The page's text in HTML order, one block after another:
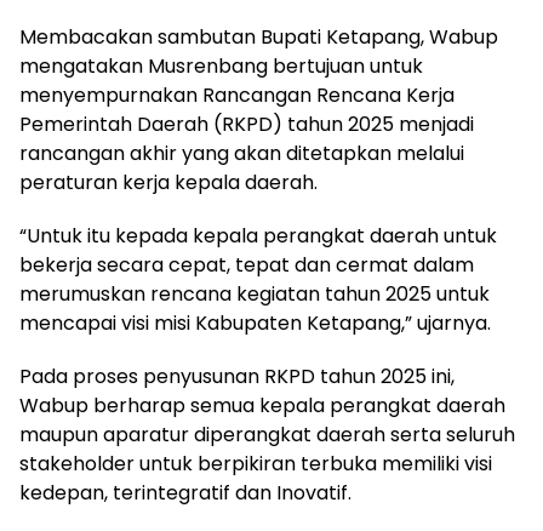
Membacakan sambutan Bupati Ketapang, Wabup
mengatakan Musrenbang bertujuan untuk
menyempurnakan Rancangan Rencana Kerja
Pemerintah Daerah (RKPD) tahun 2025 menjadi
rancangan akhir yang akan ditetapkan melalui
peraturan kerja kepala daerah.
“Untuk itu kepada kepala perangkat daerah untuk
bekerja secara cepat, tepat dan cermat dalam
merumuskan rencana kegiatan tahun 2025 untuk
mencapai visi misi Kabupaten Ketapang,” ujarnya.
Pada proses penyusunan RKPD tahun 2025 ini,
Wabup berharap semua kepala perangkat daerah
maupun aparatur diperangkat daerah serta seluruh
stakeholder untuk berpikiran terbuka memiliki visi
kedepan, terintegratif dan Inovatif.